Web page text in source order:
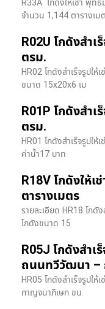
R33A โกดังให่เช่า พุท
จำนวน 1,144 ตารางเม
R02U โกดังสำเ
ตรม.
HR02 โกดังสำเร็จรูปใ
ขนาด 15x20x6 เม
R01P โกดังสำ
ตรม.
HR01 โกดังสำเร็จรูปใ
ค่าน้ำ17 บาท
R18V โกดังให้
ตารางเมตร
รายละเอียด HR18 โกดั
โกดังขนาด 15
R05J โกดังสำ
ถนนทวีวัฒนา –
HR05 โกดังสำเร็จรูป
กาญจนาภิเษก ขน